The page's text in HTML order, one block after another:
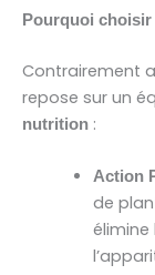
Pourquoi
Contrairement
repose sur un
nutrition :
Action
de
élimine